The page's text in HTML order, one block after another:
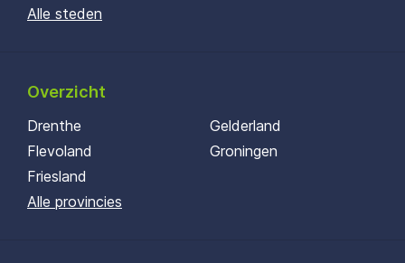
Alle steden
Overzicht
Drenthe
Flevoland
Friesland
Gelderland
Groningen
Alle provincies